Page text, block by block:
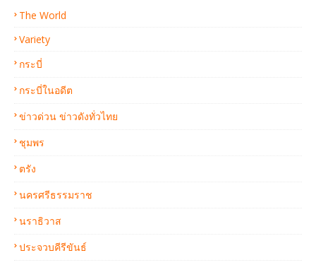
The World
Variety
กระบี่
กระบี่ในอดีต
ข่าวด่วน ข่าวดังทั่วไทย
ชุมพร
ตรัง
นครศรีธรรมราช
นราธิวาส
ประจวบคีรีขันธ์